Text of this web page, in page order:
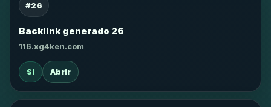
#26
Backlink generado 26
116.xg4ken.com
SI Abrir